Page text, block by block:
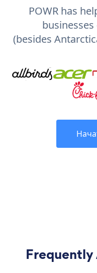
POWR has
(besides
Frequently